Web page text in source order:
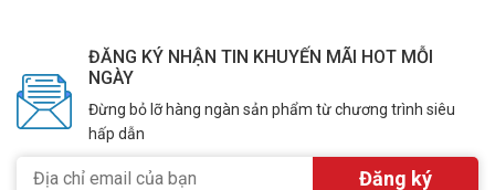
Megapixel HIKVISION giá rẻ
Thông tin gói camera ưu đãi
(1 camera Dome + 1 camera
Trọn bộ 3 camera
ĐĂNG KÝ NHẬN TIN KHUYẾN MÃI HOT MỖI
NGÀY
Đừng bỏ lỡ hàng ngàn sản phẩm từ chương trình siêu
hấp dẫn